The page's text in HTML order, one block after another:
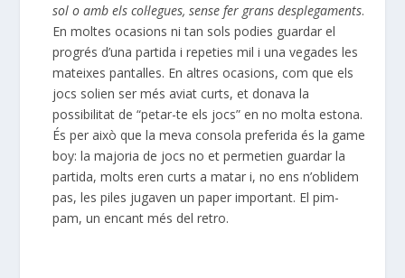
sol o amb els col·legues, sense fer grans desplegaments.
En moltes ocasions ni tan sols podies guardar el
progrés d’una partida i repeties mil i una vegades les
mateixes pantalles. En altres ocasions, com que els
jocs solien ser més aviat curts, et donava la
possibilitat de “petar-te els jocs” en no molta estona.
És per això que la meva consola preferida és la game
boy: la majoria de jocs no et permetien guardar la
partida, molts eren curts a matar i, no ens n’oblidem
pas, les piles jugaven un paper important. El pim-
pam, un encant més del retro.